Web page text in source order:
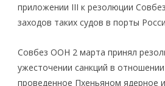
приложении III к резолюции
заходов таких судов в порты
Cовбез ООН 2 марта принял
ужесточении санкций в
проведенное Пхеньяном ядерное